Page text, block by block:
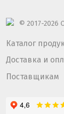
Каталог
Доставка и
Поставщикам
© 2017-2026